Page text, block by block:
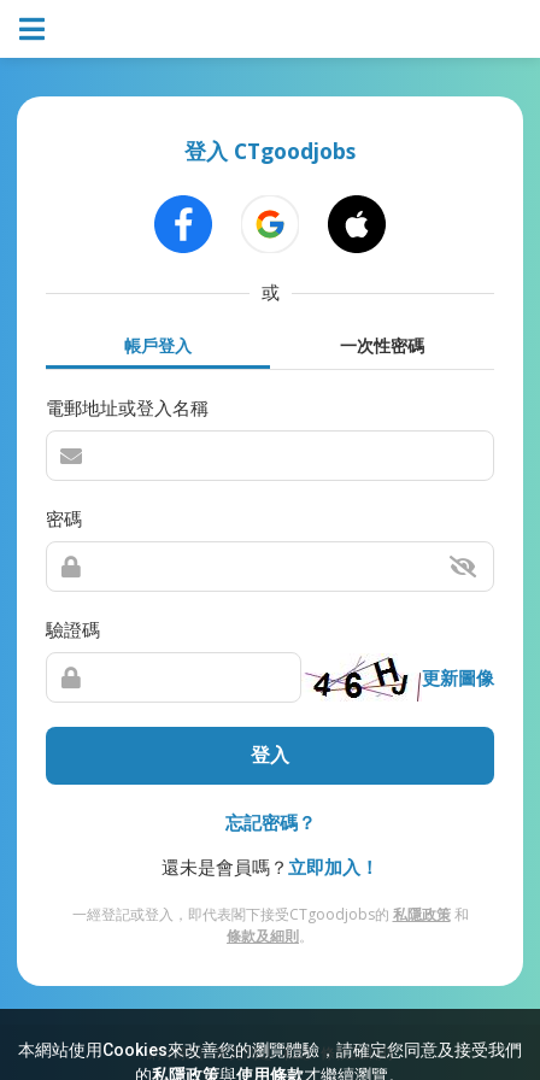
本網站使用Cookies來改善您的瀏覽體驗，請確定您同意及接受我們
的私隱政策與使用條款才繼續瀏覽。
登入 CTgoodjobs
或
帳戶登入 一次性密碼
電郵地址或登入名稱
密碼
驗證碼
更新圖像
登入
忘記密碼？
還未是會員嗎？ 立即加入！
一經登記或登入，即代表閣下接受CTgoodjobs的 私隱政策和
條款及細則。
網站索引 常見問題 私隱 條款及細則